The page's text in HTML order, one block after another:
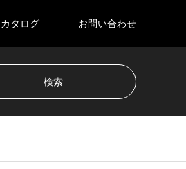
カタログ お問い合わせ